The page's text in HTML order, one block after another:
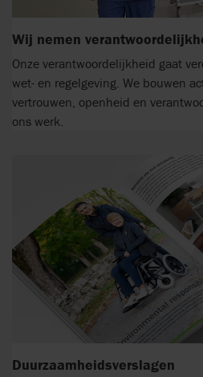
Wij nemen
Onze verantwoordelijkheid gaat
wet- en regelgeving. We bouwen
vertrouwen, openheid en
ons werk.
Duurzaamheidsverslagen